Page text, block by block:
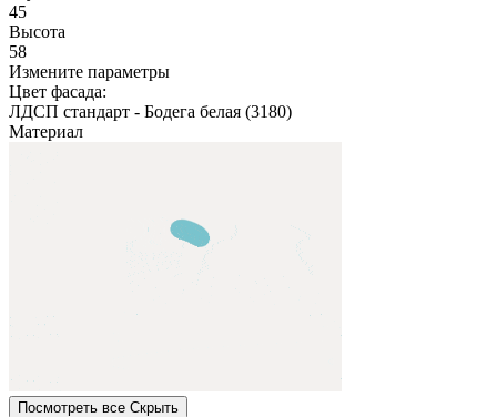
45
Высота
58
Измените параметры
Цвет фасада:
ЛДСП стандарт - Бодега белая (3180)
Материал
Посмотреть все Cкрыть